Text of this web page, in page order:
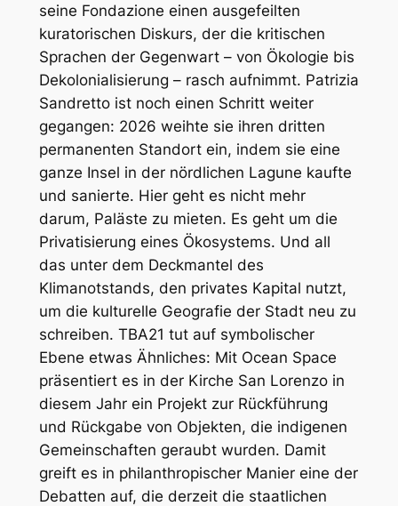
seine Fondazione einen ausgefeilten
kuratorischen Diskurs, der die kritischen
Sprachen der Gegenwart – von Ökologie bis
Dekolonialisierung – rasch aufnimmt. Patrizia
Sandretto ist noch einen Schritt weiter
gegangen: 2026 weihte sie ihren dritten
permanenten Standort ein, indem sie eine
ganze Insel in der nördlichen Lagune kaufte
und sanierte. Hier geht es nicht mehr
darum, Paläste zu mieten. Es geht um die
Privatisierung eines Ökosystems. Und all
das unter dem Deckmantel des
Klimanotstands, den privates Kapital nutzt,
um die kulturelle Geografie der Stadt neu zu
schreiben. TBA21 tut auf symbolischer
Ebene etwas Ähnliches: Mit Ocean Space
präsentiert es in der Kirche San Lorenzo in
diesem Jahr ein Projekt zur Rückführung
und Rückgabe von Objekten, die indigenen
Gemeinschaften geraubt wurden. Damit
greift es in philanthropischer Manier eine der
Debatten auf, die derzeit die staatlichen